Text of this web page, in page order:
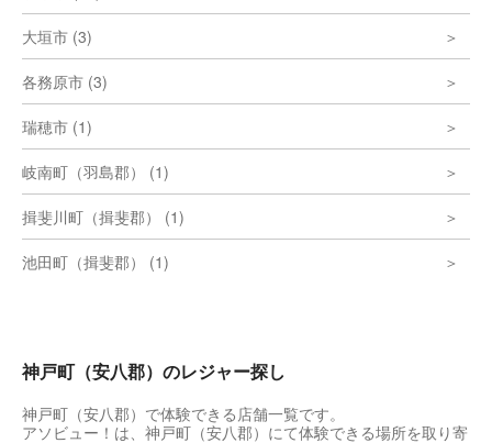
大垣市 (3)
各務原市 (3)
瑞穂市 (1)
岐南町（羽島郡） (1)
揖斐川町（揖斐郡） (1)
池田町（揖斐郡） (1)
神戸町（安八郡）のレジャー探し
神戸町（安八郡）で体験できる店舗一覧です。
アソビュー！は、神戸町（安八郡）にて体験できる場所を取り寄